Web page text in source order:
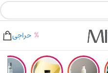
۲٪ تخفیف روی سبد خرید برای روش کارت به کارت
حراجی